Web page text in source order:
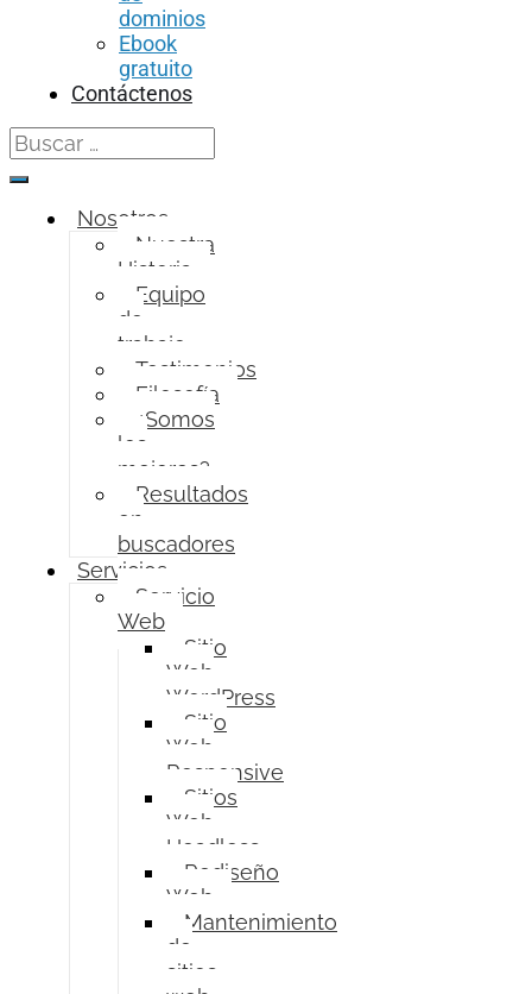
dominios
Ebook
gratuito
Contáctenos
Search
for:
Nosotros
Nuestra
Historia
Equipo
de
trabajo
Testimonios
Filosofía
¿Somos
los
mejores?
Resultados
en
buscadores
Servicios
Servicio
Web
Sitio
Web
WordPress
Sitio
Web
Responsive
Sitios
Web
Headless
Rediseño
Web
Mantenimiento
de
sitios